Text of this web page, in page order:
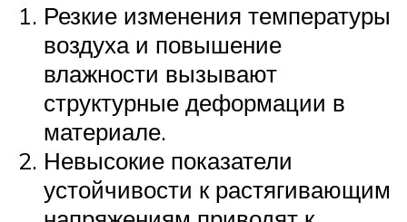
Резкие изменения температуры
воздуха и повышение
влажности вызывают
структурные деформации в
материале.
Невысокие показатели
устойчивости к растягивающим